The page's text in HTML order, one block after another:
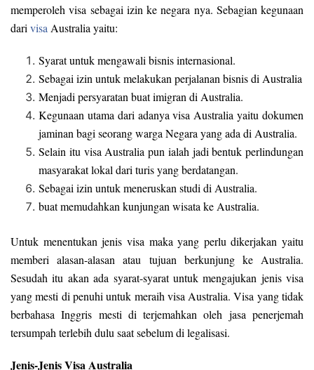
memperoleh visa sebagai izin ke negara nya. Sebagian kegunaan
darivisaAustralia yaitu:
Syarat untuk mengawali bisnis internasional.
Sebagai izin untuk melakukan perjalanan bisnis di Australia
Menjadi persyaratan buat imigran di Australia.
Kegunaan utama dari adanya visa Australia yaitu dokumen
jaminan bagi seorang warga Negara yang ada di Australia.
Selain itu visa Australia pun ialah jadi bentuk perlindungan
masyarakat lokal dari turis yang berdatangan.
Sebagai izin untuk meneruskan studi di Australia.
buat memudahkan kunjungan wisata ke Australia.
Untuk menentukan jenis visa maka yang perlu dikerjakan yaitu
memberi alasan-alasan atau tujuan berkunjung ke Australia.
Sesudah itu akan ada syarat-syarat untuk mengajukan jenis visa
yang mesti di penuhi untuk meraih visa Australia. Visa yang tidak
berbahasa Inggris mesti di terjemahkan oleh jasa penerjemah
tersumpah terlebih dulu saat sebelum di legalisasi.
Jenis-Jenis Visa Australia